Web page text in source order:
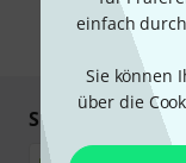
einfach
Sie können
über die
Sicher